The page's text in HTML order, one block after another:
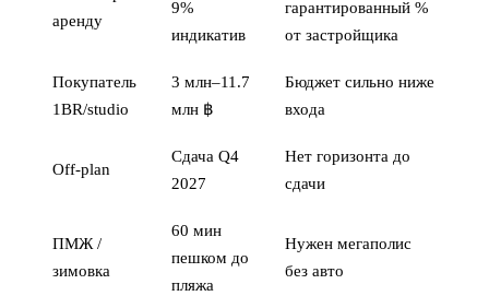
аренду
9%
индикатив
гарантированный %
от застройщика
Покупатель
1BR/studio
3 млн–11.7
млн ฿
Бюджет сильно ниже
входа
Off-plan
Сдача Q4
2027
Нет горизонта до
сдачи
ПМЖ /
зимовка
60 мин
пешком до
пляжа
Нужен мегаполис
без авто